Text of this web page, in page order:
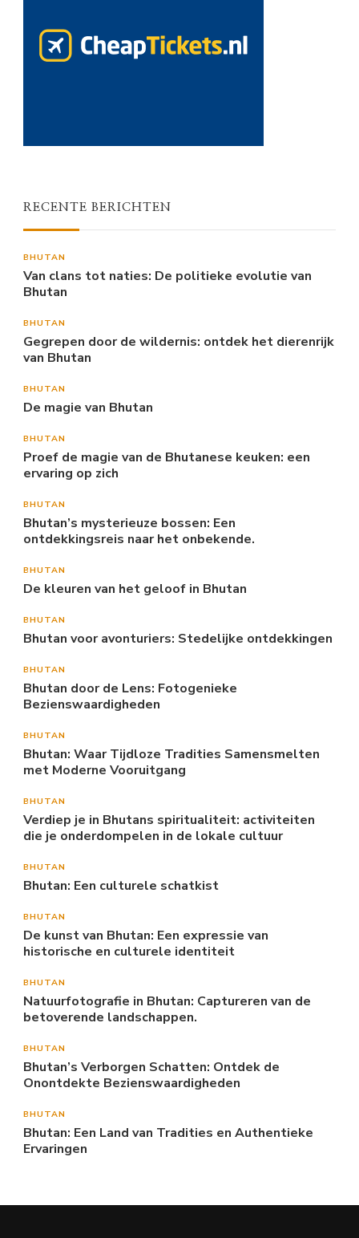
RECENTE BERICHTEN
BHUTAN
Van clans tot naties: De politieke evolutie van
Bhutan
BHUTAN
Gegrepen door de wildernis: ontdek het dierenrijk
van Bhutan
BHUTAN
De magie van Bhutan
BHUTAN
Proef de magie van de Bhutanese keuken: een
ervaring op zich
BHUTAN
Bhutan’s mysterieuze bossen: Een
ontdekkingsreis naar het onbekende.
BHUTAN
De kleuren van het geloof in Bhutan
BHUTAN
Bhutan voor avonturiers: Stedelijke ontdekkingen
BHUTAN
Bhutan door de Lens: Fotogenieke
Bezienswaardigheden
BHUTAN
Bhutan: Waar Tijdloze Tradities Samensmelten
met Moderne Vooruitgang
BHUTAN
Verdiep je in Bhutans spiritualiteit: activiteiten
die je onderdompelen in de lokale cultuur
BHUTAN
Bhutan: Een culturele schatkist
BHUTAN
De kunst van Bhutan: Een expressie van
historische en culturele identiteit
BHUTAN
Natuurfotografie in Bhutan: Captureren van de
betoverende landschappen.
BHUTAN
Bhutan’s Verborgen Schatten: Ontdek de
Onontdekte Bezienswaardigheden
BHUTAN
Bhutan: Een Land van Tradities en Authentieke
Ervaringen